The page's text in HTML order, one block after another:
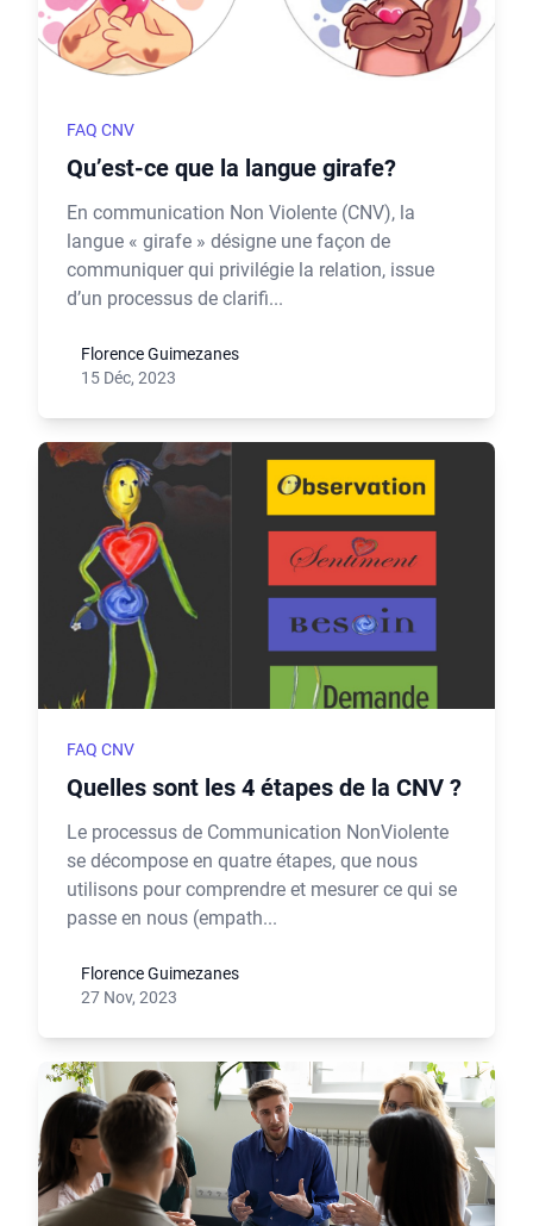
FAQ CNV
Qu’est-ce que la langue girafe?
En communication Non Violente (CNV), la
langue « girafe » désigne une façon de
communiquer qui privilégie la relation, issue
d’un processus de clarifi...
Florence Guimezanes
15 Déc, 2023
FAQ CNV
Quelles sont les 4 étapes de la CNV ?
Le processus de Communication NonViolente
se décompose en quatre étapes, que nous
utilisons pour comprendre et mesurer ce qui se
passe en nous (empath...
Florence Guimezanes
27 Nov, 2023